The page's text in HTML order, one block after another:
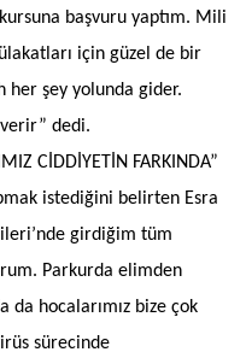
başvuru yaptım. Mili
için güzel de bir
her şey yolunda gider.
dedi.
CİDDİYETİN FARKINDA”
istediğini belirten Esra
girdiğim tüm
Parkurda elimden
da hocalarımız bize çok
sürecinde